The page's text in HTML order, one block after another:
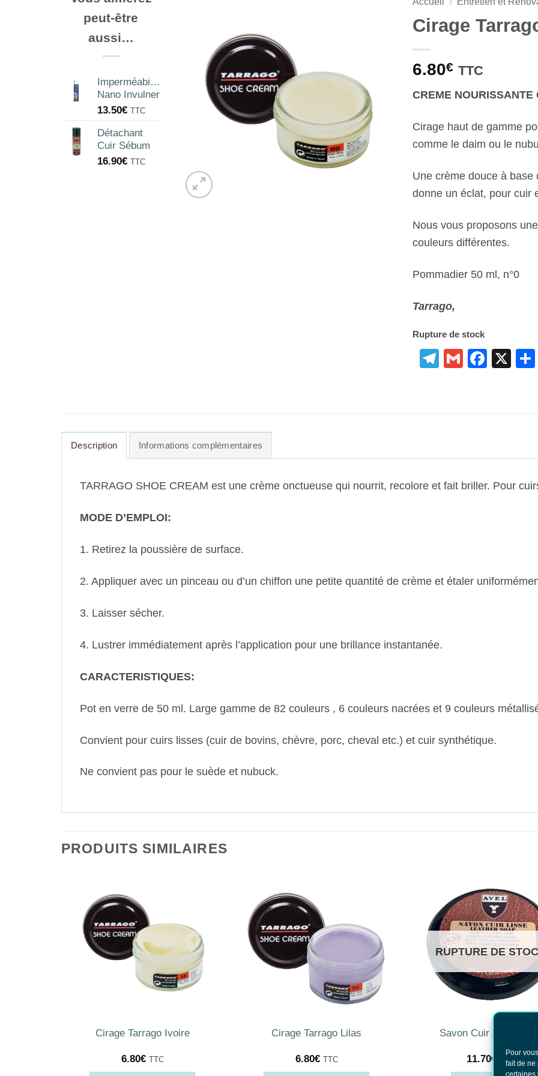
Pour
fait de ne
certaines
peut-être
aussi…
Imperméabilisant
Nano Invulner
13.50€ TTC
Détachant
Cuir Sébum
16.90€ TTC
Cirage
6.80€ TTC
CREME
Cirage haut de gamme
comme le daim ou le
Une crème douce à
donne un éclat, pour cuir
Nous vous proposons
couleurs différentes.
Pommadier 50 ml, n°0
Tarrago,
Rupture de stock
Telegram
Gmail X
Description Informations complémentaires
TARRAGO SHOE CREAM est une crème onctueuse qui nourrit, recolore et fait briller. Pour
MODE D’EMPLOI:
1. Retirez la poussière de surface.
2. Appliquer avec un pinceau ou d’un chiffon une petite quantité de crème et étaler
3. Laisser sécher.
4. Lustrer immédiatement après l’application pour une brillance instantanée.
CARACTERISTIQUES:
Pot en verre de 50 ml. Large gamme de 82 couleurs , 6 couleurs nacrées et 9 couleurs
Convient pour cuirs lisses (cuir de bovins, chèvre, porc, cheval etc.) et cuir synthétique.
Ne convient pas pour le suède et nubuck.
PRODUITS SIMILAIRES
Cirage Tarrago Ivoire
6.80€ TTC
Cirage Tarrago Lilas
6.80€ TTC
RUPTURE DE
Savon Cuir Avel 100ml
11.70€ TTC